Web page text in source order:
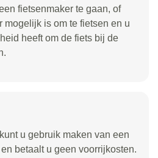
fietsenmaker te gaan, of
mogelijk is om te fietsen en u
heeft om de fiets bij de
u gebruik maken van een
betaalt u geen voorrijkosten.